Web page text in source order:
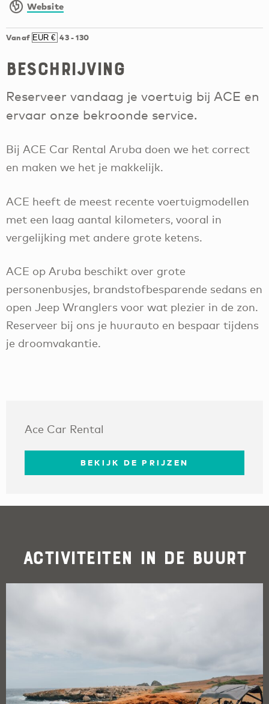
Website
Vanaf 43-130
Beschrijving
Reserveer vandaag je voertuig bij ACE en
ervaar onze bekroonde service.
Bij ACE Car Rental Aruba doen we het correct
en maken we het je makkelijk.
ACE heeft de meest recente voertuigmodellen
met een laag aantal kilometers, vooral in
vergelijking met andere grote ketens.
ACE op Aruba beschikt over grote
personenbusjes, brandstofbesparende sedans en
open Jeep Wranglers voor wat plezier in de zon.
Reserveer bij ons je huurauto en bespaar tijdens
je droomvakantie.
Ace Car Rental
BEKIJK DE PRIJZEN
Activiteiten in de buurt